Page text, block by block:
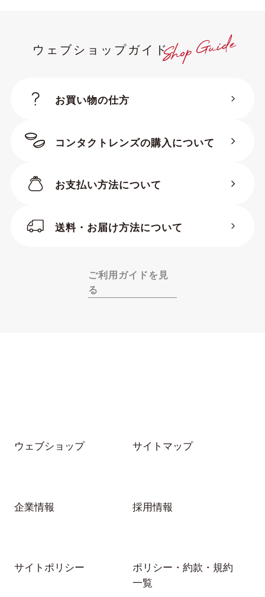
ウェブショップガイド
お買い物の仕方
コンタクトレンズの購入について
お支払い方法について
送料・お届け方法について
ご利用ガイドを見
る
ウェブショップ サイトマップ
企業情報 採用情報
サイトポリシー
ポリシー・約款・規約
一覧